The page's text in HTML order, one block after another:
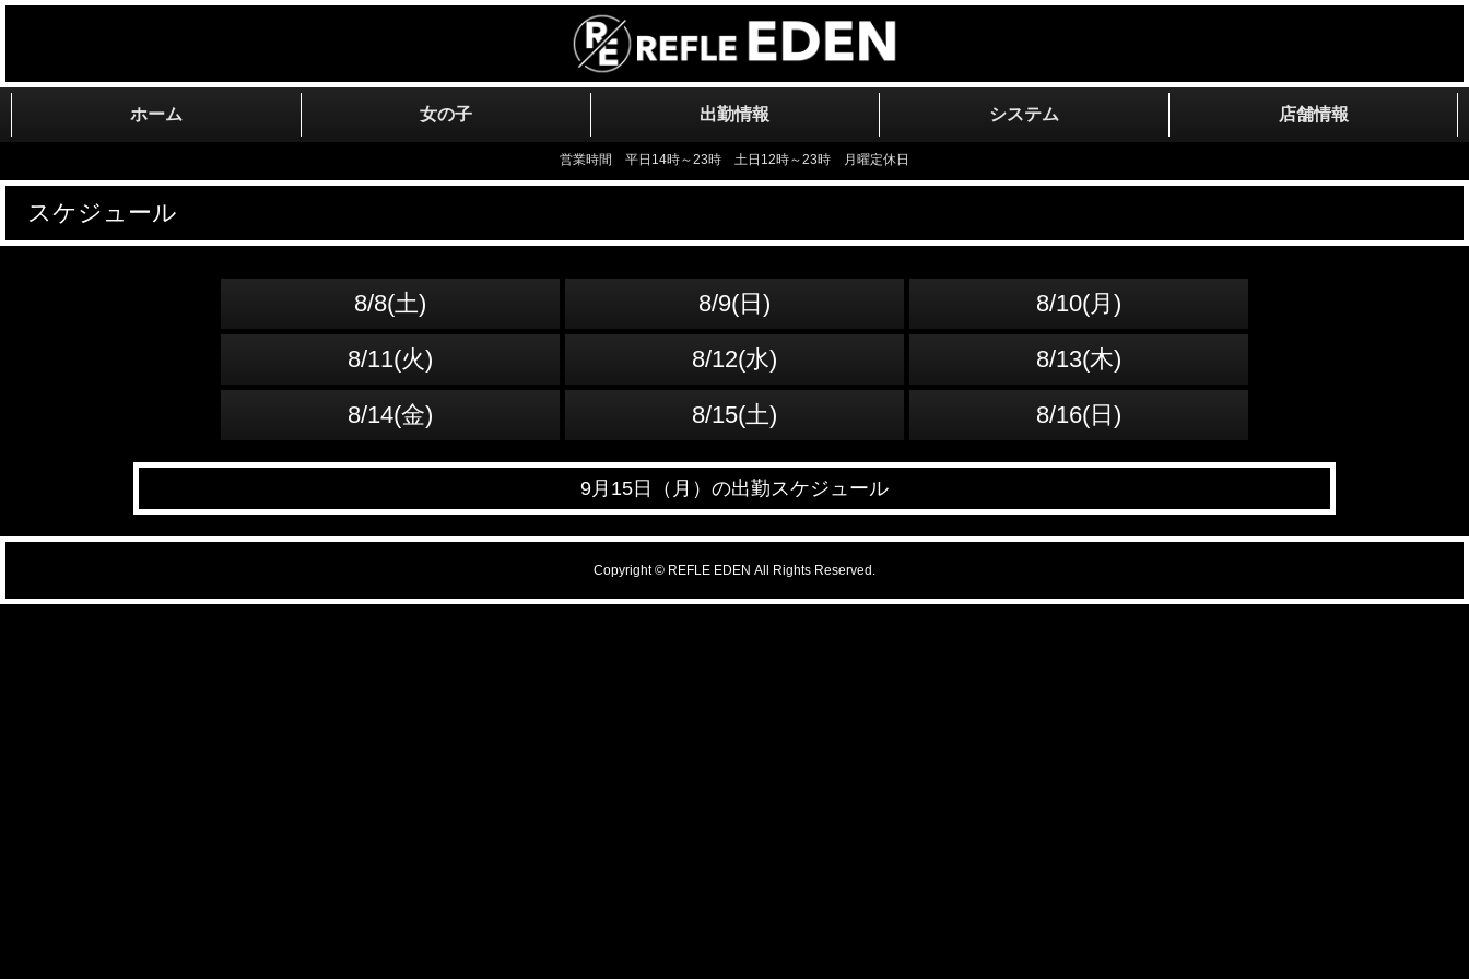
ホーム 女の子 出勤情報 システム 店舗情報
営業時間 平日14時～23時 土日12時～23時 月曜定休日
スケジュール
8/8(土) 8/9(日) 8/10(月)
8/11(火) 8/12(水) 8/13(木)
8/14(金) 8/15(土) 8/16(日)
9月15日（月）の出勤スケジュール
Copyright © REFLE EDEN All Rights Reserved.